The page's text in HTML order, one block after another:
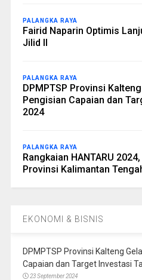
PALANGKA RAYA
Fairid Naparin Optimis
Jilid II
PALANGKA RAYA
DPMPTSP Provinsi
Pengisian Capaian dan
2024
PALANGKA RAYA
Rangkaian HANTARU
Provinsi Kalimantan
EKONOMI & BISNIS
DPMPTSP Provinsi Kalteng
Capaian dan Target Investasi
23 September 2024